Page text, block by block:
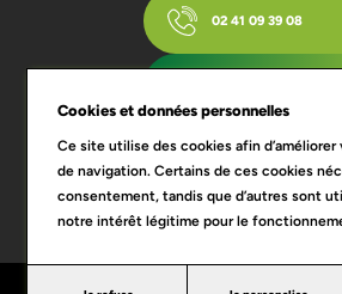
02 41 09 39 08
Qui sommes-nous ?BlogMentions légalesRGPD
Cookies et données personnelles
Ce site utilise des cookies afin
de navigation. Certains de ces cookies
consentement, tandis que d’autres sont
notre intérêt légitime pour le